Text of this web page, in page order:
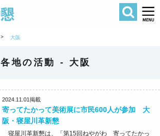
全国革新懇
検索
> 大阪
各地の活動 - 大阪
2024.11.01掲載
寄ってたかって美術展に市民600人が参加 大
阪・寝屋川革新懇
寝屋川革新懇は、「第15回ねやがわ 寄ってたかっ